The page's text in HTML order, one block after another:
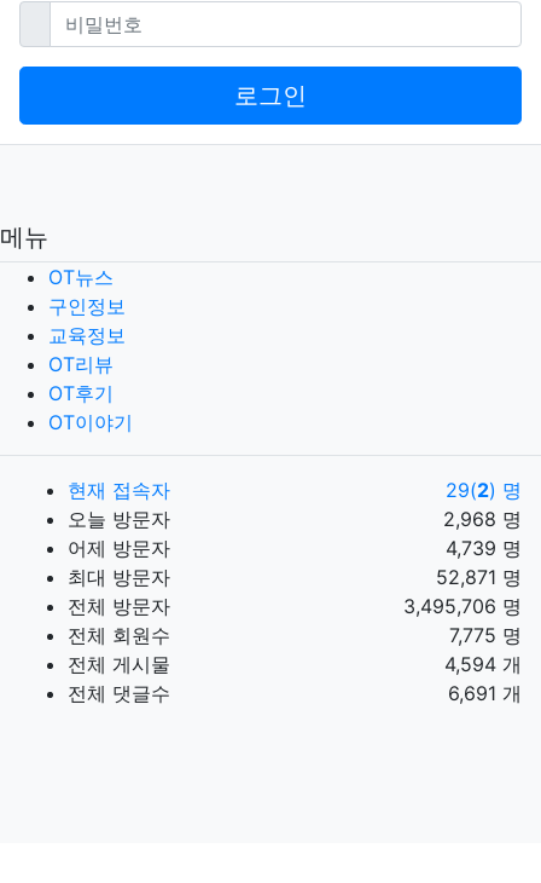
비밀번호필수
로그인
메뉴
OT뉴스
구인정보
교육정보
OT리뷰
OT후기
OT이야기
현재 접속자 29(2) 명
오늘 방문자
2,968 명
어제 방문자
4,739 명
최대 방문자
52,871 명
전체 방문자
3,495,706 명
전체 회원수
7,775 명
전체 게시물
4,594 개
전체 댓글수
6,691 개